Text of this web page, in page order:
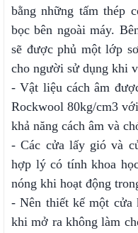
bằng những tấm thép
bọc bên ngoài máy.
sẽ được phủ một lớp
cho người sử dụng khi
- Vật liệu cách âm
Rockwool 80kg/cm3
khả năng cách âm và
- Các cửa lấy gió và
hợp lý có tính khoa
nóng khi hoạt động
- Nên thiết kế một cửa
khi mở ra không làm